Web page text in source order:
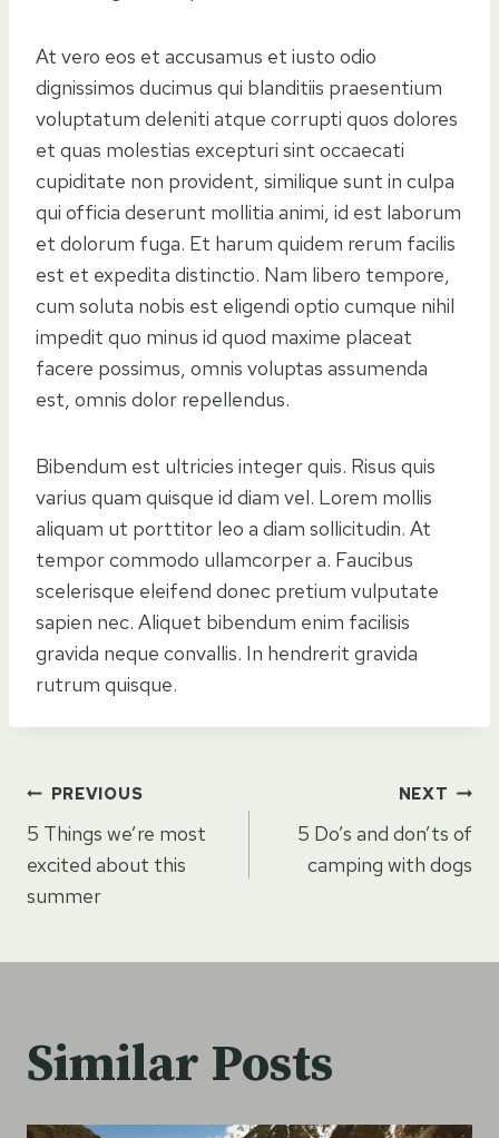
At vero eos et accusamus et iusto odio
dignissimos ducimus qui blanditiis praesentium
voluptatum deleniti atque corrupti quos dolores
et quas molestias excepturi sint occaecati
cupiditate non provident, similique sunt in culpa
qui officia deserunt mollitia animi, id est laborum
et dolorum fuga. Et harum quidem rerum facilis
est et expedita distinctio. Nam libero tempore,
cum soluta nobis est eligendi optio cumque nihil
impedit quo minus id quod maxime placeat
facere possimus, omnis voluptas assumenda
est, omnis dolor repellendus.
Bibendum est ultricies integer quis. Risus quis
varius quam quisque id diam vel. Lorem mollis
aliquam ut porttitor leo a diam sollicitudin. At
tempor commodo ullamcorper a. Faucibus
scelerisque eleifend donec pretium vulputate
sapien nec. Aliquet bibendum enim facilisis
gravida neque convallis. In hendrerit gravida
rutrum quisque.
Post
navigation
PREVIOUS
5 Things we’re most
excited about this
summer
NEXT
5 Do’s and don’ts of
camping with dogs
Similar Posts